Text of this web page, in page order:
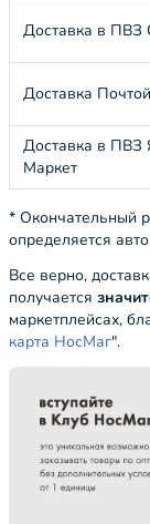
Доставка в ПВЗ
Доставка
Доставка в ПВЗ
Маркет
* Окончательный
определяется
Все верно,
получается
маркетплейсах,
карта НосМаг".